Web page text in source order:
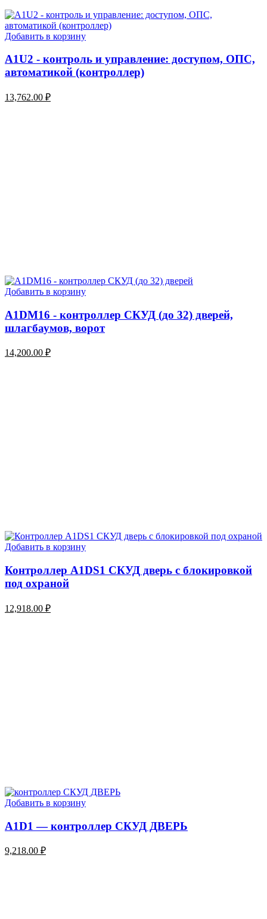
Добавить в корзину
A1U2 - контроль и управление: доступом, ОПС,
автоматикой (контроллер)
13,762.00 ₽
Добавить в корзину
A1DM16 - контроллер СКУД (до 32) дверей,
шлагбаумов, ворот
14,200.00 ₽
Добавить в корзину
Контроллер A1DS1 СКУД дверь с блокировкой
под охраной
12,918.00 ₽
Добавить в корзину
A1D1 — контроллер СКУД ДВЕРЬ
9,218.00 ₽